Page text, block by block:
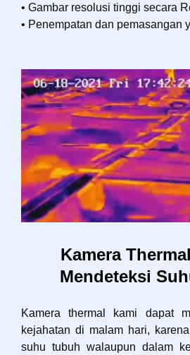
• Gambar resolusi tinggi secara
• Penempatan dan pemasangan
Kamera
Mendeteksi
Kamera thermal kami dapat
kejahatan di malam hari,
suhu tubuh walaupun dalam